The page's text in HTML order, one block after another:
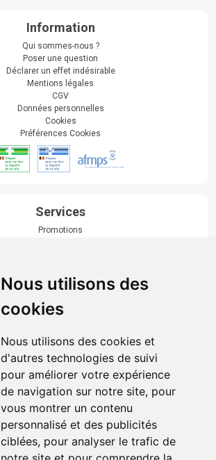
Nous utilisons des
cookies
Nous utilisons des cookies et
d'autres technologies de suivi
pour améliorer votre expérience
de navigation sur notre site, pour
vous montrer un contenu
personnalisé et des publicités
ciblées, pour analyser le trafic de
Information
Qui sommes-nous ?
Poser une question
Déclarer un effet indésirable
Mentions légales
CGV
Données personnelles
Cookies
Préférences Cookies
Services
Promotions
Actualités & conseils
Événements
Marques
Suivez-nous
Paiement
Simple, rapide et 100% sécurisé